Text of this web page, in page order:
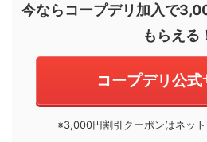
今ならコープデリ加入で
もらえる
コープデリ公式
※3,000円割引クーポンはネット